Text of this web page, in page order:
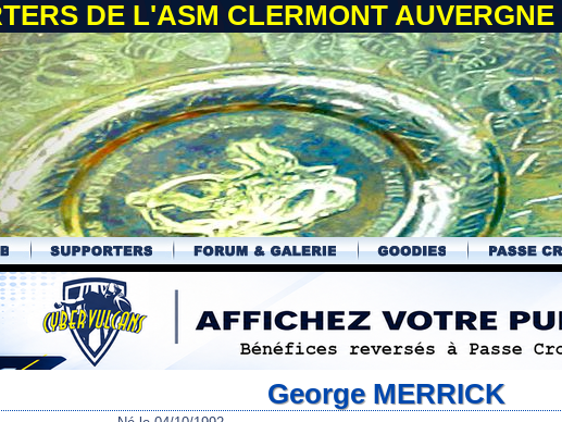
DE L'ASM CLERMONT AUVERGNE
George MERRICK